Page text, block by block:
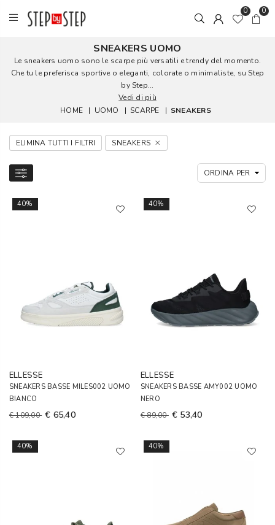
0 0
SNEAKERS UOMO
Le sneakers uomo sono le scarpe più versatili e trendy del momento.
Che tu le preferisca sportive o eleganti, colorate o minimaliste, su Step
by Step...
Vedi di più
HOME
| UOMO | SCARPE | SNEAKERS
ELIMINA TUTTI I FILTRI SNEAKERS
40%
ELLESSE
SNEAKERS BASSE MILES002 UOMO
BIANCO
€ 109,00 € 65,40
40%
ELLESSE
SNEAKERS BASSE AMY002 UOMO
NERO
€ 89,00 € 53,40
40% 40%